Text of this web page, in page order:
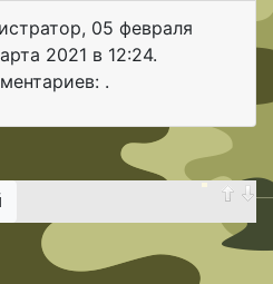
, 05 февраля
2021 в 12:24.
.